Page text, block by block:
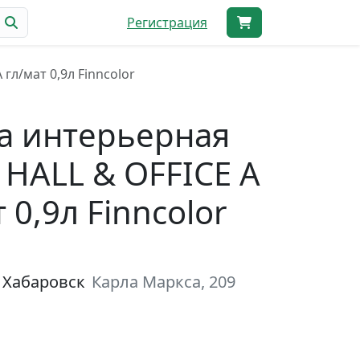
Регистрация
гл/мат 0,9л Finncolor
интерьерная
& OFFICE A
0,9л Finncolor
Карла Маркса, 209